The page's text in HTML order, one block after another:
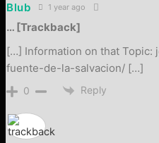
Blub 1 year ago
… [Trackback]
[…] Information on that
fuente-de-la-salvacion/ […]
0 Reply